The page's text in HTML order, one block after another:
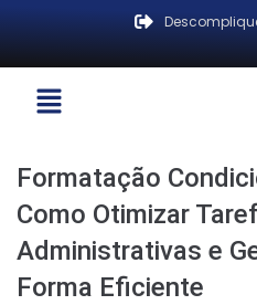
Formatação
Como Otimizar
Administrativas e
Forma Eficiente